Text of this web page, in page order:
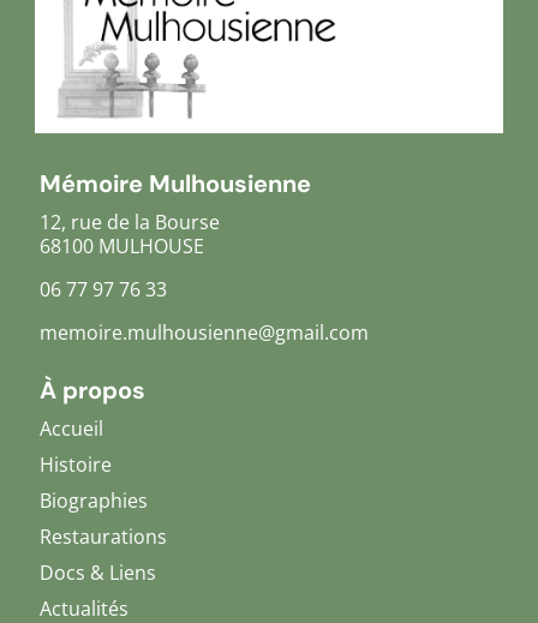
Mémoire Mulhousienne
12, rue de la Bourse
68100 MULHOUSE
06 77 97 76 33
memoire.mulhousienne@gmail.com
À propos
Accueil
Histoire
Biographies
Restaurations
Docs & Liens
Actualités